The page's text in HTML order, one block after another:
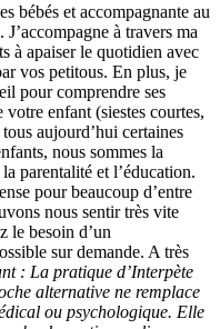
bébés et accompagnante au
à travers ma
à apaiser le quotidien avec
vos petitous. En plus, je
pour comprendre ses
enfant (siestes courtes,
aujourd’hui certaines
nous sommes la
parentalité et l’éducation.
pour beaucoup d’entre
nous sentir très vite
le besoin d’un
sur demande. A très
: La pratique d’Interpète
alternative ne remplace
ou psychologique. Elle